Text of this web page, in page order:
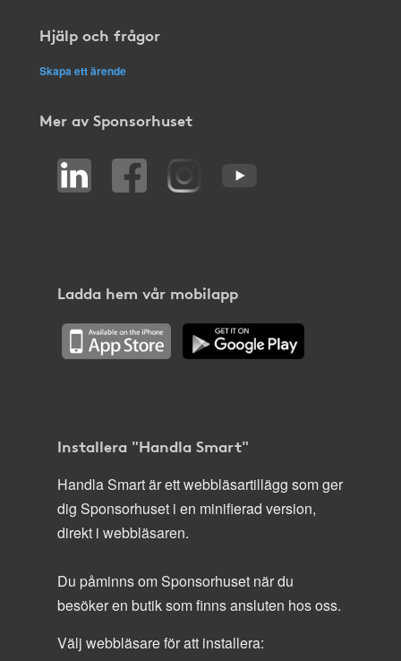
Hjälp och frågor
Skapa ett ärende
Mer av Sponsorhuset
Ladda hem vår mobilapp
Installera "Handla Smart"
Handla Smart är ett webbläsartillägg som ger
dig Sponsorhuset i en minifierad version,
direkt i webbläsaren.
Du påminns om Sponsorhuset när du
besöker en butik som finns ansluten hos oss.
Välj webbläsare för att installera: